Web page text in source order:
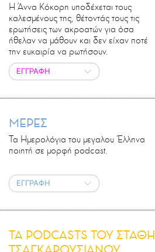
Η Άννα Κόκορη υποδέχεται τους
καλεσμένους της, θέτοντάς τους τις
ερωτήσεις των ακροατών για όσα
ήθελαν να μάθουν και δεν είχαν ποτέ
την ευκαιρία να ρωτήσουν.
ΕΓΓΡΑΦΗ
ΜΕΡΕΣ
Τα Ημερολόγια του μεγαλου Έλληνα
ποιητή σε μορφή podcast.
ΕΓΓΡΑΦΗ
ΤΑ PODCASTS ΤΟΥ ΣΤΑΘΗ